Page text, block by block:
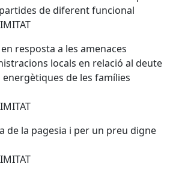
de diferent funcional
resposta a les amenaces
locals en relació al deute
de les famílies
de la pagesia i per un preu digne